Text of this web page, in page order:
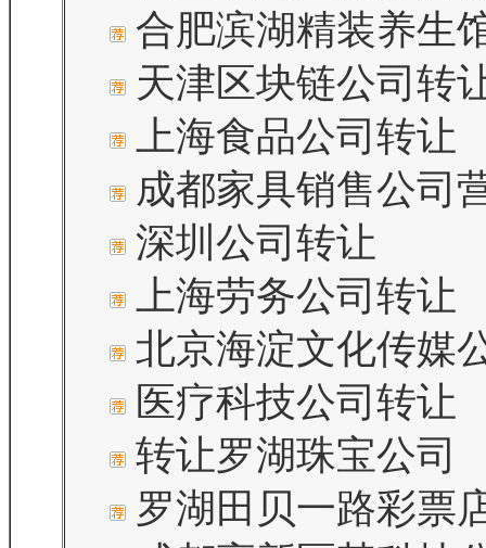
合肥滨湖精装养生
天津区块链公司转
上海食品公司转让
成都家具销售公司
深圳公司转让
上海劳务公司转让
北京海淀文化传媒
医疗科技公司转让
转让罗湖珠宝公司
罗湖田贝一路彩票